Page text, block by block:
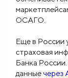
ОСАГО.
Еще в России
страховая
Банка
данныечерез